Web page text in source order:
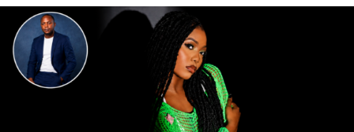
dancehall, tout en explorant des thèmes tels que l’amour,
la loyauté, la trahison, les réalités du quotidien et la
réussite.
Le projet rassemble plusieurs collaborations avec
,Evo
— également producteur de
BlackskinetCash-Lowsso